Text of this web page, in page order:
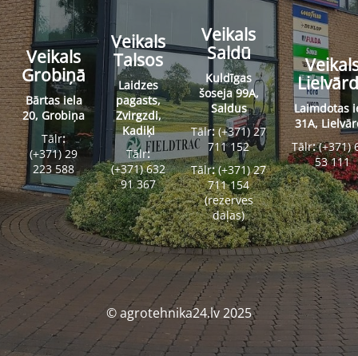
Veikals
Grobiņā
Bārtas iela
20, Grobiņa
Tālr:
(+371) 29
223 588
Veikals
Talsos
Laidzes
pagasts,
Zvirgzdi,
Kadiķi
Tālr:
(+371) 632
91 367
Veikals
Saldū
Kuldīgas
šoseja 99A,
Saldus
Tālr:(+371) 27
711 152
Tālr:(+371) 27
711 154
(rezerves
daļas)
Laimdotas
31A,
Tālr:(+371)
53 111
© agrotehnika24.lv 2025